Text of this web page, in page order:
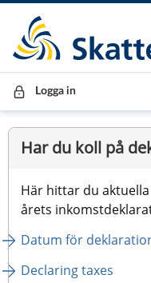
Till innehåll
Till navigationen
Till chattrobot
Logga in
Startsida
Har du koll på
Här hittar du
årets
Datum för
Declaring taxes